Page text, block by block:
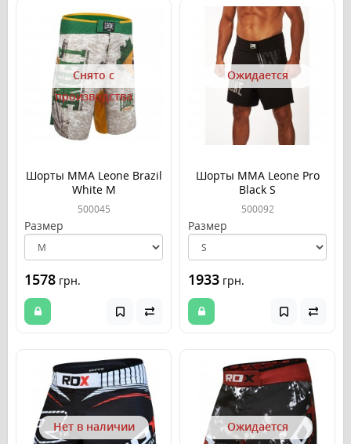
Снято с
производства
Шорты MMA Leone Brazil
White M
500045
Размер
1578 грн.
Ожидается
Шорты MMA Leone Pro
Black S
500092
Размер
1933 грн.
Нет в наличии Ожидается